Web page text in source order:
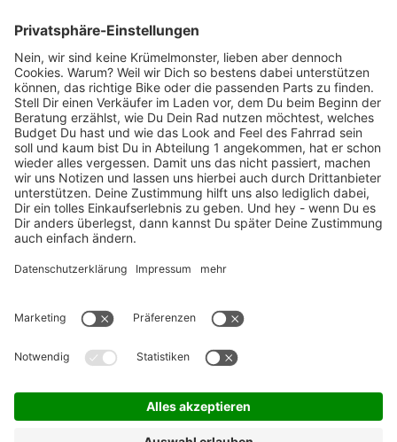
Marken-Highlights
TOP-Marken
ZAHLUNGSARTEN / RATENKAUF
FÜR ARBEITGEBER & ARBEITNEHMER